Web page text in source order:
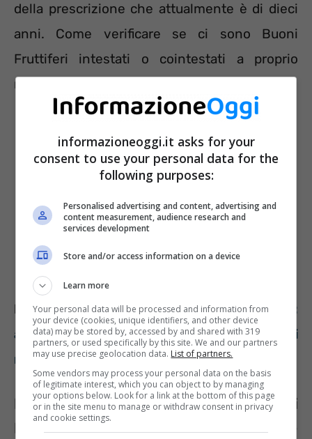
della prescrizione che attualmente è di dieci
anni. Come verificare se ci sono Buoni
Fruttiferi intestati o cointestati a proprio
nome?
Leggi anche >>>Buoni fruttiferi postali:
attenzione a scadenza e prescrizione, si
rischia di perdere tutto
La procedura per risalire a Buoni
Fruttiferi di cui si è intestatari (o co-
informazioneoggi.it asks for your
consent to use your personal data for the
following purposes:
Personalised advertising and content, advertising and
content measurement, audience research and
services development
Store and/or access information on a device
Learn more
Your personal data will be processed and information from
your device (cookies, unique identifiers, and other device
data) may be stored by, accessed by and shared with 319
partners, or used specifically by this site. We and our partners
may use precise geolocation data. List of partners.
Some vendors may process your personal data on the basis
of legitimate interest, which you can object to by managing
your options below. Look for a link at the bottom of this page
or in the site menu to manage or withdraw consent in privacy
and cookie settings.